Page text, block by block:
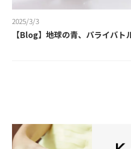
2025/3/3
【Blog】地球の青、パライバト